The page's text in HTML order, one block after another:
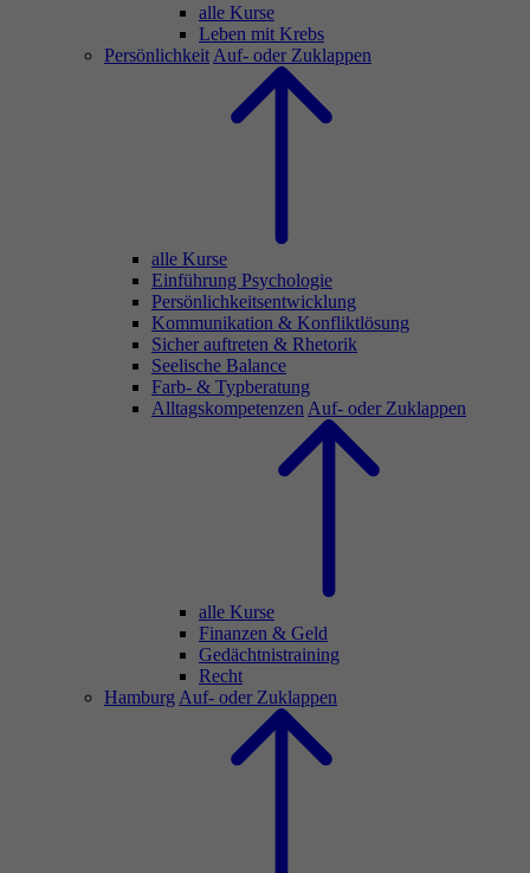
alle Kurse
Leben mit Krebs
Persönlichkeit Auf- oder Zuklappen
alle Kurse
Einführung Psychologie
Persönlichkeitsentwicklung
Kommunikation & Konfliktlösung
Sicher auftreten & Rhetorik
Seelische Balance
Farb- & Typberatung
Alltagskompetenzen Auf- oder Zuklappen
alle Kurse
Finanzen & Geld
Gedächtnistraining
Recht
Hamburg Auf- oder Zuklappen